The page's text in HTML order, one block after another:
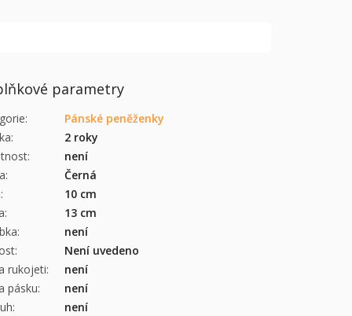
parametry
:
Pánské peněženky
:
2 roky
:
není
:
Černá
:
10 cm
:
13 cm
:
není
:
Není uvedeno
rukojeti:
není
pásku:
není
:
není